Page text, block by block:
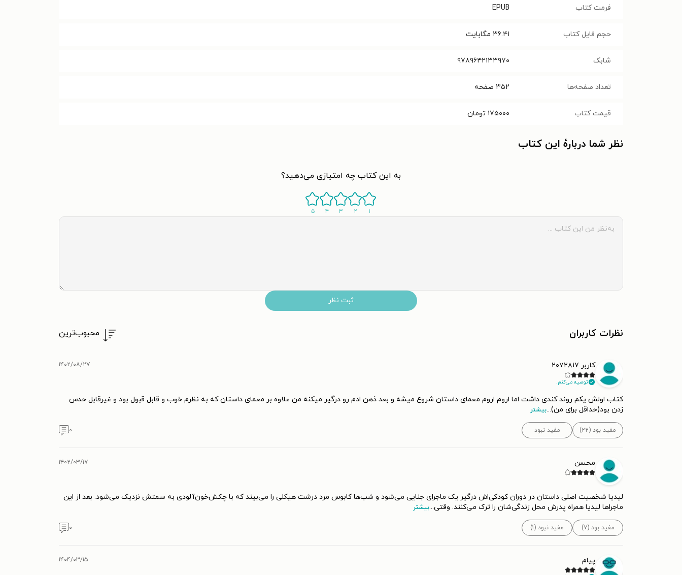
فرمت کتاب EPUB
حجم فایل کتاب ۳۶.۴۱ مگابایت
شابک ۹۷۸۹۶۴۲۱۳۳۹۷۰
تعداد صفحه‌ها ۳۵۲ صفحه
قیمت کتاب ۱۷۵۰۰۰ تومان
نظر شما دربارهٔ این کتاب
به این کتاب چه امتیازی می‌دهید؟
۱ ۲ ۳ ۴ ۵
ثبت نظر
نظرات کاربران محبوب‌ترین
کاربر ۲۰۷۲۸۱۷
توصیه می‌کنم.
۱۴۰۲/۰۸/۲۷
کتاب اولش یکم روند کندی داشت اما اروم اروم معمای داستان شروع میشه و بعد ذهن ادم رو درگیر میکنه من علاوه بر معمای داستان که به نظرم خوب و قابل قبول بود و غیرقابل حدس
زدن بود(حداقل برای من)...بیشتر
مفید بود (۲۲) مفید نبود ۰
محسن ۱۴۰۲/۰۳/۱۷
لیدیا شخصیت اصلی داستان در دوران کودکی‌اش درگیر یک ماجرای جنایی می‌شود و شب‌ها کابوس مرد درشت هیکلی را می‌بیند که با چکش‌خون‌آلودی به سمتش نزدیک می‌شود. بعد از این
ماجراها لیدیا همراه پدرش محل زندگی‌شان را ترک می‌کنند. وقتی...بیشتر
مفید بود (۷) مفید نبود (۱) ۰
پیام ۱۴۰۴/۰۳/۱۵